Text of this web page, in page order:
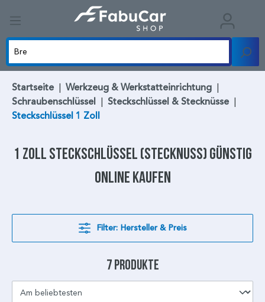
Startseite | Werkzeug & Werkstatteinrichtung |
Schraubenschlüssel | Steckschlüssel & Stecknüsse |
Steckschlüssel 1 Zoll
1 Zoll Steckschlüssel (Stecknuss) günstig
online kaufen
Filter: Hersteller & Preis
7 Produkte